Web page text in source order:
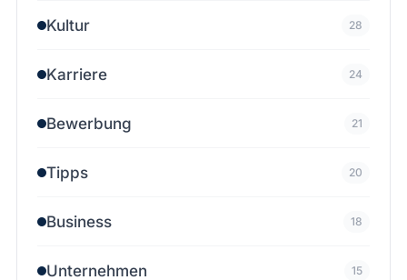
Kultur 28
Karriere 24
Bewerbung 21
Tipps 20
Business 18
Unternehmen 15